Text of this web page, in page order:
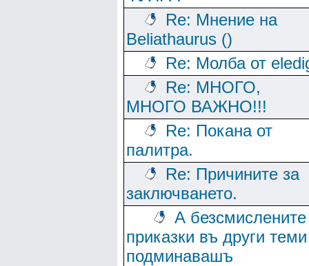
Re: Мнение на
Beliathaurus ()
Re: Молба от
Re: МНОГО,
МНОГО ВАЖНО!!!
Re: Покана от
палитра.
Re: Причините за
заключването.
А безсмислените
приказки въ други теми
подминавашъ